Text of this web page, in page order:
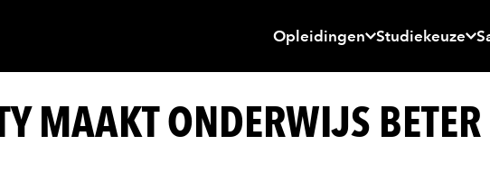
Opleidingen Studiekeuze
MAAKT ONDERWIJS BETER